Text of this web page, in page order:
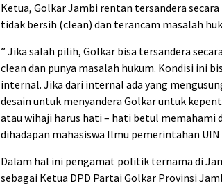
Ketua, Golkar Jambi rentan tersandera
tidak bersih (clean) dan terancam masalah
” Jika salah pilih, Golkar bisa tersandera
clean dan punya masalah hukum. Kondisi ini
internal. Jika dari internal ada yang
desain untuk menyandera Golkar untuk
atau wihaji harus hati – hati betul memahami
dihadapan mahasiswa Ilmu pemerintahan UIN
Dalam hal ini pengamat politik ternama di
sebagai Ketua DPD Partai Golkar Provinsi